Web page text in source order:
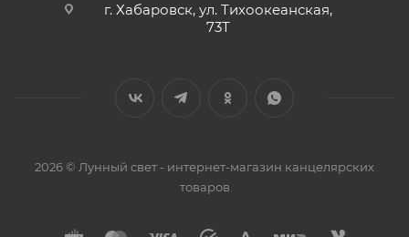
г. Хабаровск, ул. Тихоокеанская,
73Т
2026 © Лунный свет - интернет-магазин канцелярских
товаров